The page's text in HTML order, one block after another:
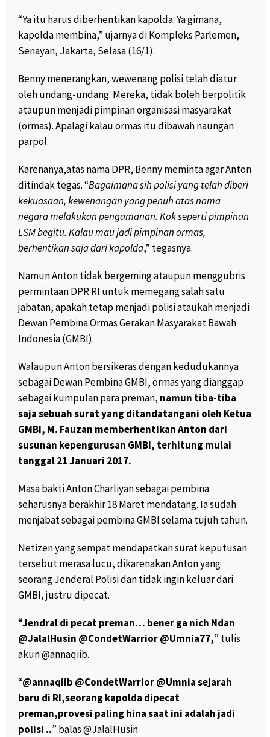
“Ya itu harus diberhentikan kapolda. Ya gimana,
kapolda membina,” ujarnya di Kompleks Parlemen,
Senayan, Jakarta, Selasa (16/1).
Benny menerangkan, wewenang polisi telah diatur
oleh undang-undang. Mereka, tidak boleh berpolitik
ataupun menjadi pimpinan organisasi masyarakat
(ormas). Apalagi kalau ormas itu dibawah naungan
parpol.
Karenanya,atas nama DPR, Benny meminta agar Anton
ditindak tegas. “Bagaimana sih polisi yang telah diberi
kekuasaan, kewenangan yang penuh atas nama
negara melakukan pengamanan. Kok seperti pimpinan
LSM begitu. Kalau mau jadi pimpinan ormas,
berhentikan saja dari kapolda,” tegasnya.
Namun Anton tidak bergeming ataupun menggubris
permintaan DPR RI untuk memegang salah satu
jabatan, apakah tetap menjadi polisi ataukah menjadi
Dewan Pembina Ormas Gerakan Masyarakat Bawah
Indonesia (GMBI).
Walaupun Anton bersikeras dengan kedudukannya
sebagai Dewan Pembina GMBI, ormas yang dianggap
sebagai kumpulan para preman, namun tiba-tiba
saja sebuah surat yang ditandatangani oleh Ketua
GMBI, M. Fauzan memberhentikan Anton dari
susunan kepengurusan GMBI, terhitung mulai
tanggal 21 Januari 2017.
Masa bakti Anton Charliyan sebagai pembina
seharusnya berakhir 18 Maret mendatang. Ia sudah
menjabat sebagai pembina GMBI selama tujuh tahun.
Netizen yang sempat mendapatkan surat keputusan
tersebut merasa lucu, dikarenakan Anton yang
seorang Jenderal Polisi dan tidak ingin keluar dari
GMBI, justru dipecat.
“Jendral di pecat preman… bener ga nich Ndan
@JalalHusin @CondetWarrior @Umnia77,” tulis
akun @annaqiib.
“@annaqiib @CondetWarrior @Umnia sejarah
baru di RI,seorang kapolda dipecat
preman,provesi paling hina saat ini adalah jadi
polisi ..” balas @JalalHusin